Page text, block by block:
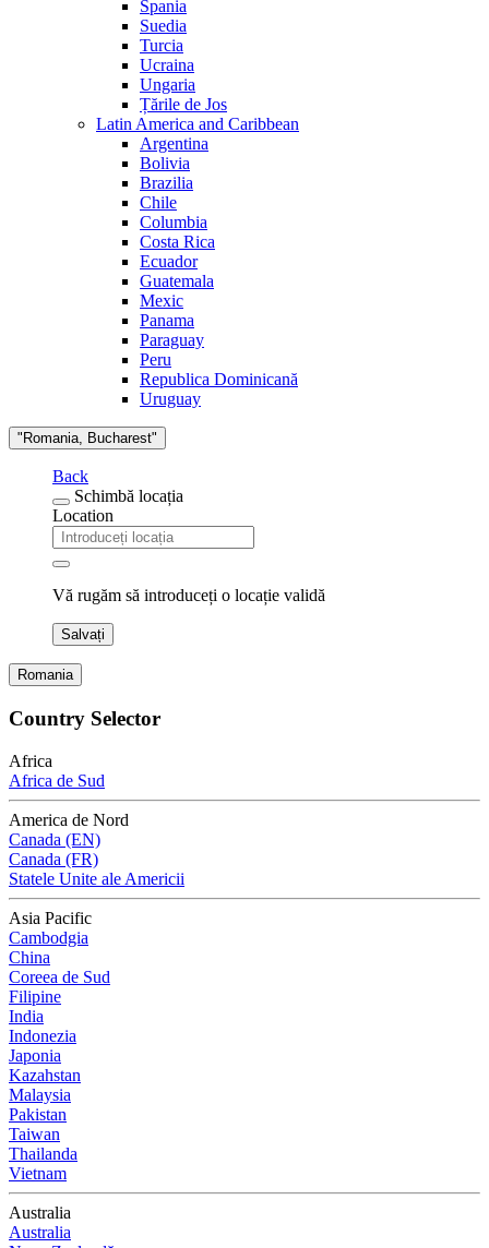
Spania
Suedia
Turcia
Ucraina
Ungaria
Țările de Jos
Latin America and Caribbean
Argentina
Bolivia
Brazilia
Chile
Columbia
Costa Rica
Ecuador
Guatemala
Mexic
Panama
Paraguay
Peru
Republica Dominicană
Uruguay
"Romania, Bucharest"
Back
Schimbă locația
Location
Vă rugăm să introduceți o locație validă
Salvați
Romania
Country Selector
Africa
Africa de Sud
America de Nord
Canada (EN)
Canada (FR)
Statele Unite ale Americii
Asia Pacific
Cambodgia
China
Coreea de Sud
Filipine
India
Indonezia
Japonia
Kazahstan
Malaysia
Pakistan
Taiwan
Thailanda
Vietnam
Australia
Australia